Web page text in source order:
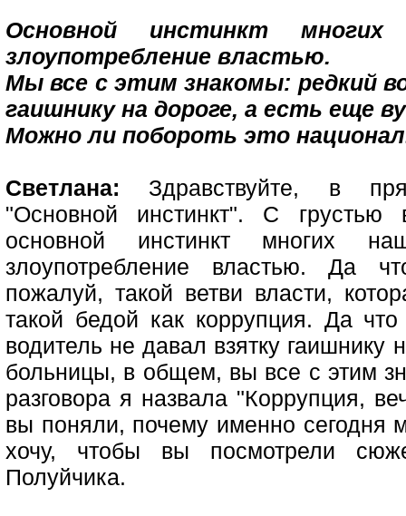
Основной инстинкт
злоупотребление властью.
Мы все с этим знакомы: редкий
гаишнику на дороге, а есть еще
Можно ли побороть это
Светлана: Здравствуйте, в
"Основной инстинкт". С грустью
основной инстинкт многих
злоупотребление властью. Да
пожалуй, такой ветви власти,
такой бедой как коррупция. Да
водитель не давал взятку гаишнику
больницы, в общем, вы все с этим
разговора я назвала "Коррупция,
вы поняли, почему именно сегодня
хочу, чтобы вы посмотрели
Полуйчика.